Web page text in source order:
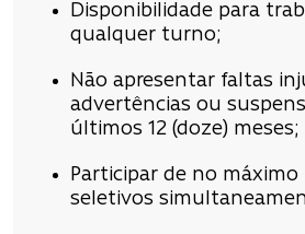
Disponibilidade para
qualquer turno;
Não apresentar faltas
advertências ou
últimos 12 (doze) meses;
Participar de no máximo
seletivos